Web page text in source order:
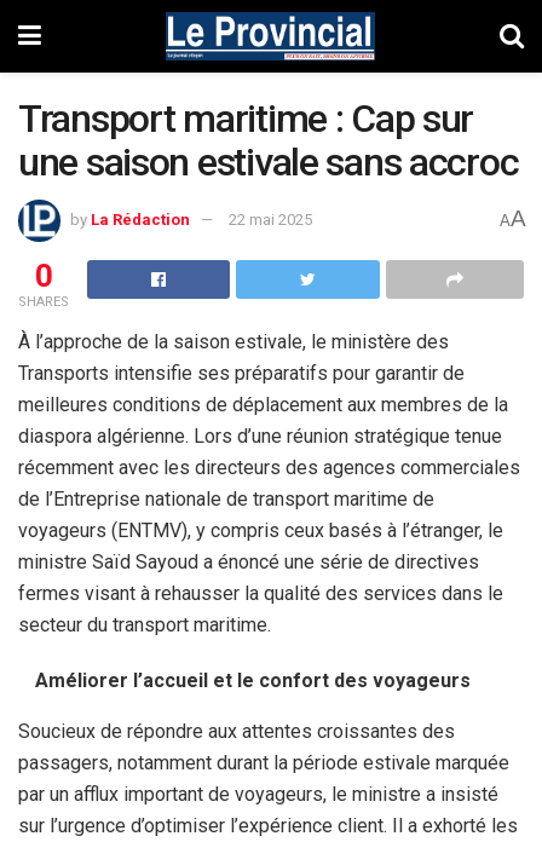
Transport maritime : Cap sur
une saison estivale sans accroc
by La Rédaction 22 mai 2025 AA
0
SHARES
À l’approche de la saison estivale, le ministère des
Transports intensifie ses préparatifs pour garantir de
meilleures conditions de déplacement aux membres de la
diaspora algérienne. Lors d’une réunion stratégique tenue
récemment avec les directeurs des agences commerciales
de l’Entreprise nationale de transport maritime de
voyageurs (ENTMV), y compris ceux basés à l’étranger, le
ministre Saïd Sayoud a énoncé une série de directives
fermes visant à rehausser la qualité des services dans le
secteur du transport maritime.
Améliorer l’accueil et le confort des voyageurs
Soucieux de répondre aux attentes croissantes des
passagers, notamment durant la période estivale marquée
par un afflux important de voyageurs, le ministre a insisté
sur l’urgence d’optimiser l’expérience client. Il a exhorté les